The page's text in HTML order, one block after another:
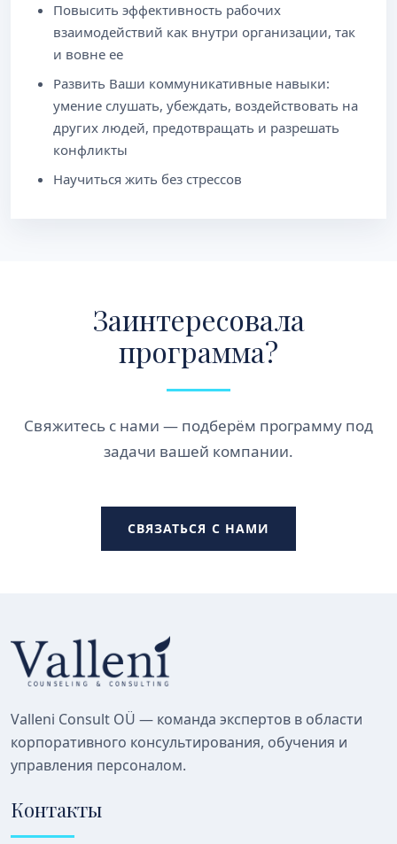
Повысить эффективность рабочих
взаимодействий как внутри организации, так
и вовне ее
Развить Ваши коммуникативные навыки:
умение слушать, убеждать, воздействовать на
других людей, предотвращать и разрешать
конфликты
Научиться жить без стрессов
Заинтересовала
программа?
Свяжитесь с нами — подберём программу под
задачи вашей компании.
СВЯЗАТЬСЯ С НАМИ
Valleni Consult OÜ — команда экспертов в области
корпоративного консультирования, обучения и
управления персоналом.
Контакты